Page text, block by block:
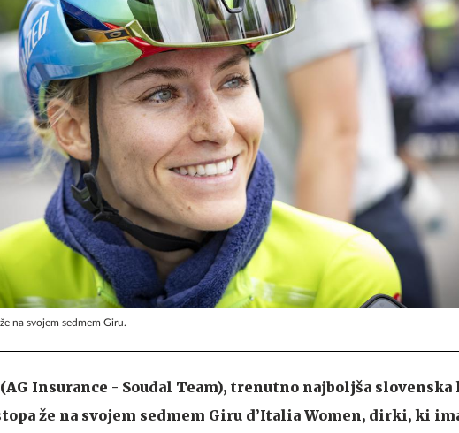
na svojem sedmem Giru.
Insurance - Soudal Team), trenutno najboljša slovenska
že na svojem sedmem Giru d’Italia Women, dirki, ki